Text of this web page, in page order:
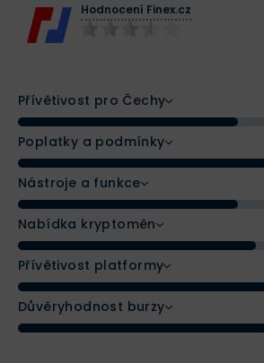
Hodnocení Finex.cz
Přívětivost pro Čechy
Poplatky a podmínky
Nástroje a funkce
Nabídka kryptoměn
Přívětivost platformy
Důvěryhodnost burzy